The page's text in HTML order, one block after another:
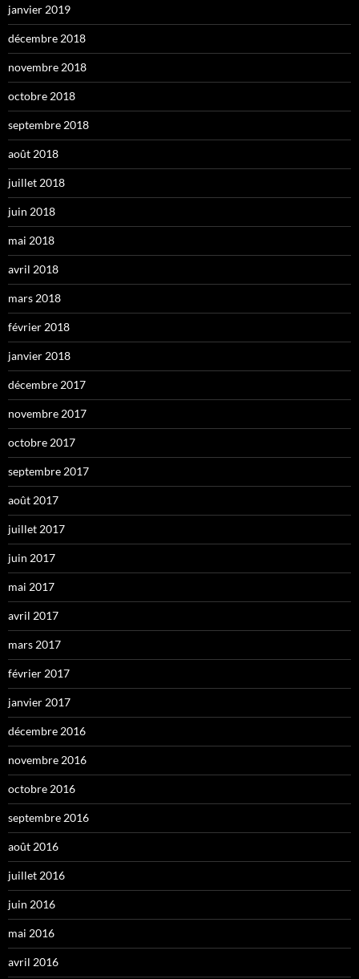
janvier 2019
décembre 2018
novembre 2018
octobre 2018
septembre 2018
août 2018
juillet 2018
juin 2018
mai 2018
avril 2018
mars 2018
février 2018
janvier 2018
décembre 2017
novembre 2017
octobre 2017
septembre 2017
août 2017
juillet 2017
juin 2017
mai 2017
avril 2017
mars 2017
février 2017
janvier 2017
décembre 2016
novembre 2016
octobre 2016
septembre 2016
août 2016
juillet 2016
juin 2016
mai 2016
avril 2016